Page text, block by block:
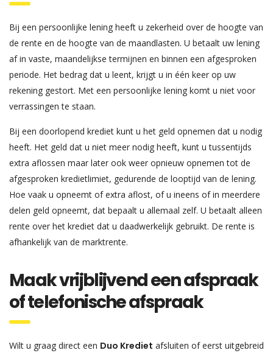
Bij een persoonlijke lening heeft u zekerheid over de hoogte van
de rente en de hoogte van de maandlasten. U betaalt uw lening
af in vaste, maandelijkse termijnen en binnen een afgesproken
periode. Het bedrag dat u leent, krijgt u in één keer op uw
rekening gestort. Met een persoonlijke lening komt u niet voor
verrassingen te staan.
Bij een doorlopend krediet kunt u het geld opnemen dat u nodig
heeft. Het geld dat u niet meer nodig heeft, kunt u tussentijds
extra aflossen maar later ook weer opnieuw opnemen tot de
afgesproken kredietlimiet, gedurende de looptijd van de lening.
Hoe vaak u opneemt of extra aflost, of u ineens of in meerdere
delen geld opneemt, dat bepaalt u allemaal zelf. U betaalt alleen
rente over het krediet dat u daadwerkelijk gebruikt. De rente is
afhankelijk van de marktrente.
Maak vrijblijvend een afspraak
of telefonische afspraak
Wilt u graag direct een Duo Krediet afsluiten of eerst uitgebreid